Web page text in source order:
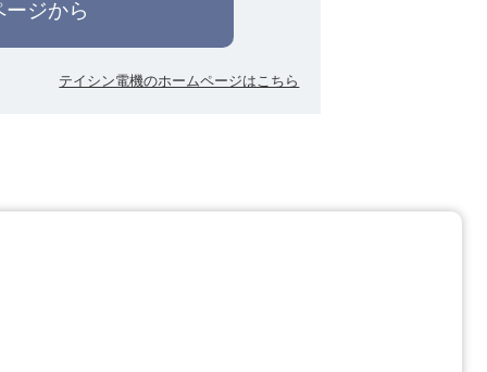
ジから
テイシン電機のホームページはこちら